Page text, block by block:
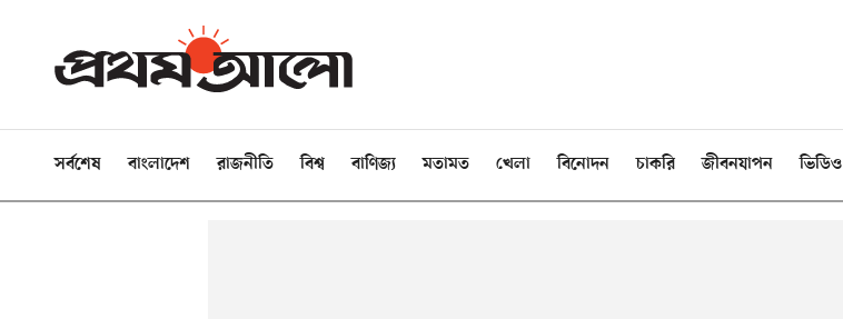
সর্বশেষ বাংলাদেশ রাজনীতি বিশ্ব বাণিজ্য মতামত খেলা বিনোদন চাকরি জীবনযাপন ভিডিও